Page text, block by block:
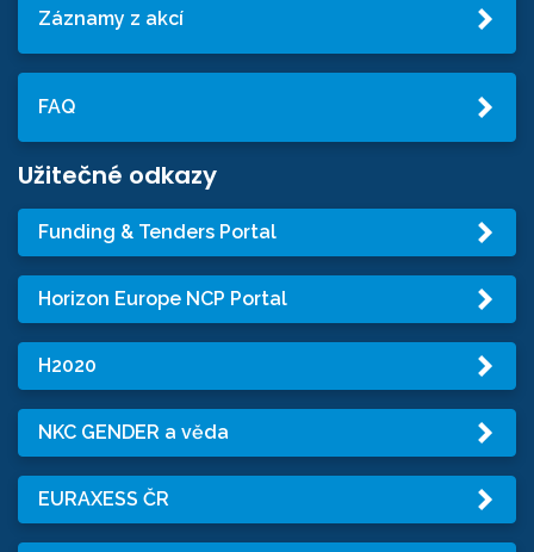
Záznamy z akcí
FAQ
Užitečné odkazy
Funding & Tenders Portal
Horizon Europe NCP Portal
H2020
NKC GENDER a věda
EURAXESS ČR